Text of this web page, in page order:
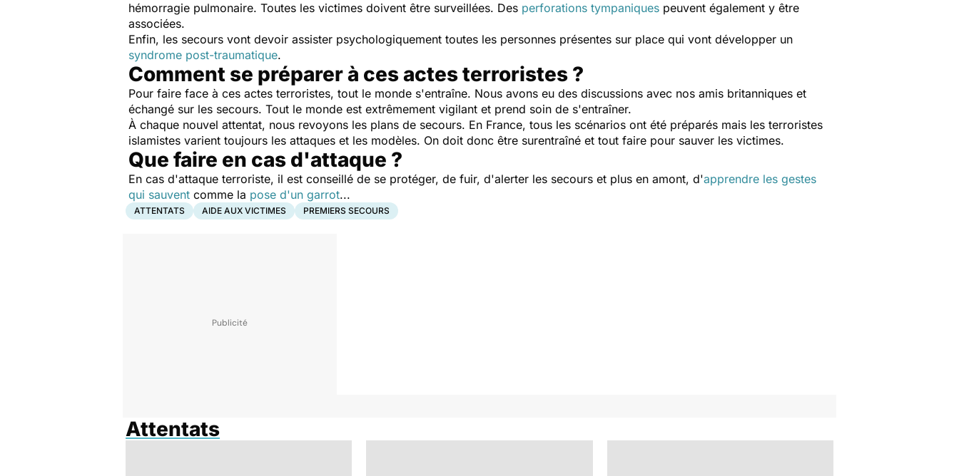
hémorragie pulmonaire. Toutes les victimes doivent être surveillées. Des perforations tympaniques peuvent également y être
associées.
Enfin, les secours vont devoir assister psychologiquement toutes les personnes présentes sur place qui vont développer un
syndrome post-traumatique.
Comment se préparer à ces actes terroristes ?
Pour faire face à ces actes terroristes, tout le monde s'entraîne. Nous avons eu des discussions avec nos amis britanniques et
échangé sur les secours. Tout le monde est extrêmement vigilant et prend soin de s'entraîner.
À chaque nouvel attentat, nous revoyons les plans de secours. En France, tous les scénarios ont été préparés mais les terroristes
islamistes varient toujours les attaques et les modèles. On doit donc être surentraîné et tout faire pour sauver les victimes.
Que faire en cas d'attaque ?
En cas d'attaque terroriste, il est conseillé de se protéger, de fuir, d'alerter les secours et plus en amont, d'apprendre les gestes
qui sauvent comme la pose d'un garrot...
ATTENTATS AIDE AUX VICTIMES PREMIERS SECOURS
Attentats